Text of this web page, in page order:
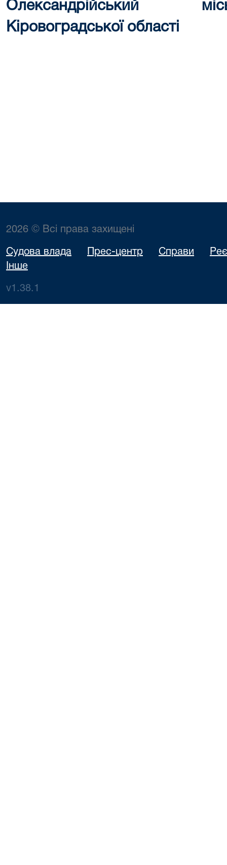
Олександрійський
Кіровоградської області
2026 © Всі права захищені
Судова влада Прес-центр Справи
Інше
v1.38.1